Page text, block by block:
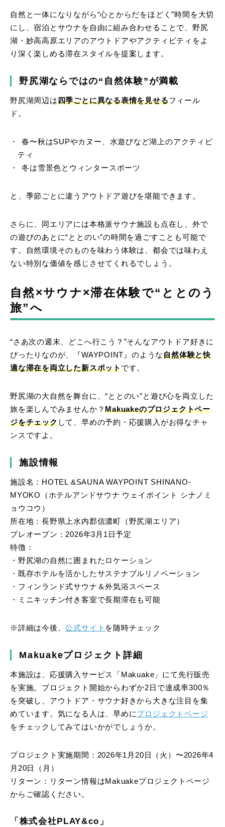
自然と一体になりながら“心とからだをほどく”時間を大切
にし、宿泊とサウナを自由に組み合わせることで、野尻
湖・妙高高原エリアのアウトドアやアクティビティをよ
り深く楽しめる滞在スタイルを提案します。
野尻湖ならではの“自然体験”が満載
野尻湖周辺は四季ごとに異なる表情を見せるフィール
ド。
春〜秋はSUPやカヌー、水遊びなど湖上のアクティビ
ティ
冬は雪景色とウィンタースポーツ
と、季節ごとに違うアウトドア遊びを堪能できます。
さらに、同エリアには本格派サウナ施設も点在し、外で
の遊びのあとに“ととのい”の時間を過ごすことも可能で
す。自然環境そのものを味わう体験は、都会では味わえ
ない特別な価値を感じさせてくれるでしょう。
自然×サウナ×滞在体験で“ととのう
旅”へ
“さあ次の週末、どこへ行こう？”そんなアウトドア好きに
ぴったりなのが、『WAYPOINT』のような自然体験と快
適な滞在を両立した新スポットです。
野尻湖の大自然を舞台に、“ととのい”と遊び心を両立した
旅を楽しんでみませんか？Makuakeのプロジェクトペー
ジをチェックして、早めの予約・応援購入がお得なチャ
ンスですよ。
施設情報
施設名：HOTEL &SAUNA WAYPOINT SHINANO-
MYOKO（ホテルアンドサウナ ウェイポイント シナノミ
ョウコウ）
所在地：長野県上水内郡信濃町（野尻湖エリア）
プレオープン：2026年3月1日予定
特徴：
・野尻湖の自然に囲まれたロケーション
・既存ホテルを活かしたサステナブルリノベーション
・フィンランド式サウナ＆外気浴スペース
・ミニキッチン付き客室で長期滞在も可能
※詳細は今後、公式サイト を随時チェック
Makuakeプロジェクト詳細
本施設は、応援購入サービス「Makuake」にて先行販売
を実施。プロジェクト開始からわずか2日で達成率300％
を突破し、アウトドア・サウナ好きから大きな注目を集
めています。気になる人は、早めにプロジェクトページ
をチェックしてみてはいかがでしょうか。
プロジェクト実施期間：2026年1月20日（火）〜2026年4
月20日（月）
リターン：リターン情報はMakuakeプロジェクトページ
からご確認ください。
「株式会社PLAY&co」